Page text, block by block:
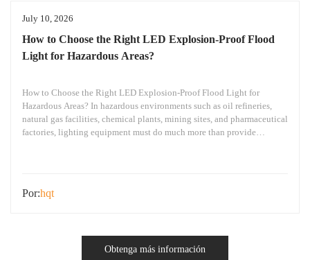
July 10, 2026
How to Choose the Right LED Explosion-Proof Flood
Light for Hazardous Areas?
How to Choose the Right LED Explosion-Proof Flood Light for
Hazardous Areas? In hazardous environments such as oil refineries,
natural gas facilities, chemical plants, mining sites, and pharmaceutical
factories, lighting equipment must do much more than provide
Por:hqt
Obtenga más información